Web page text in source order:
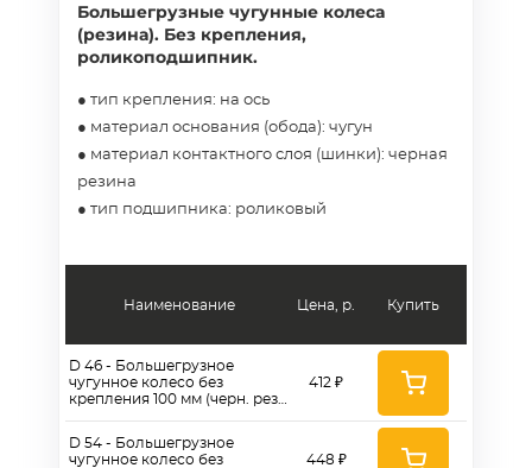
Большегрузные чугунные колеса
(резина). Без крепления,
роликоподшипник.
● тип крепления: на ось
● материал основания (обода): чугун
● материал контактного слоя (шинки): черная
резина
● тип подшипника: роликовый
Наименование
D 46 - Большегрузное
чугунное колесо без
крепления 100 мм (черн. рез.,
D 54 - Большегрузное
чугунное колесо без
Цена, р.
412 ₽
448 ₽
Купить